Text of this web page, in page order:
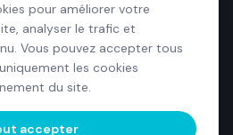
pour améliorer votre
analyser le trafic et
Vous pouvez accepter tous
les cookies
du site.
accepter